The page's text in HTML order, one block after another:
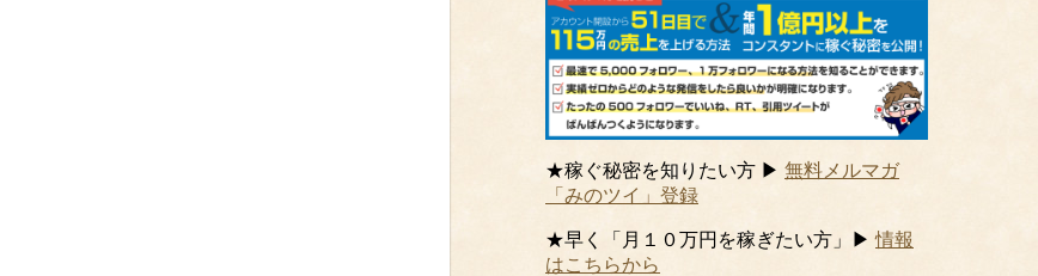
★稼ぐ秘密を知りたい方 ▶ 無料メルマガ
「みのツイ」登録
★早く「月１０万円を稼ぎたい方」▶情報
はこちらから